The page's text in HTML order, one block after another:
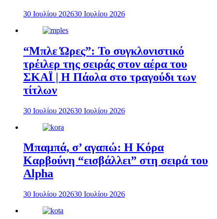
30 Ιουλίου 202630 Ιουλίου 2026
“Μπλε Ώρες”: Το συγκλονιστικό
τρέιλερ της σειράς στον αέρα του
ΣΚΑΪ | Η Πάολα στο τραγούδι των
τίτλων
30 Ιουλίου 202630 Ιουλίου 2026
Μπαμπά, σ’ αγαπώ: Η Κόρα
Καρβούνη “εισβάλλει” στη σειρά του
Alpha
30 Ιουλίου 202630 Ιουλίου 2026